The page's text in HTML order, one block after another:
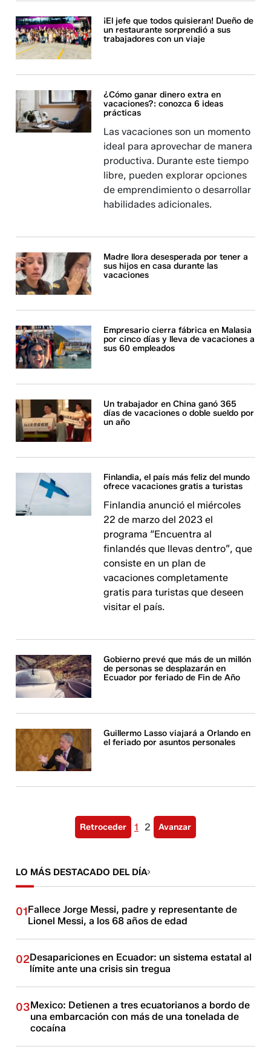
¡El jefe que todos quisieran! Dueño de
un restaurante sorprendió a sus
trabajadores con un viaje
¿Cómo ganar dinero extra en
vacaciones?: conozca 6 ideas
prácticas
Las vacaciones son un momento
ideal para aprovechar de manera
productiva. Durante este tiempo
libre, pueden explorar opciones
de emprendimiento o desarrollar
habilidades adicionales.
Madre llora desesperada por tener a
sus hijos en casa durante las
vacaciones
Empresario cierra fábrica en Malasia
por cinco días y lleva de vacaciones a
sus 60 empleados
Un trabajador en China ganó 365
días de vacaciones o doble sueldo por
un año
Finlandia, el país más feliz del mundo
ofrece vacaciones gratis a turistas
Finlandia anunció el miércoles
22 de marzo del 2023 el
programa “Encuentra al
finlandés que llevas dentro”, que
consiste en un plan de
vacaciones completamente
gratis para turistas que deseen
visitar el país.
Gobierno prevé que más de un millón
de personas se desplazarán en
Ecuador por feriado de Fin de Año
Guillermo Lasso viajará a Orlando en
el feriado por asuntos personales
Retroceder 1 2 Avanzar
LO MÁS DESTACADO DEL DÍA
01Fallece Jorge Messi, padre y representante de
Lionel Messi, a los 68 años de edad
02Desapariciones en Ecuador: un sistema estatal al
límite ante una crisis sin tregua
03Mexico: Detienen a tres ecuatorianos a bordo de
una embarcación con más de una tonelada de
cocaína